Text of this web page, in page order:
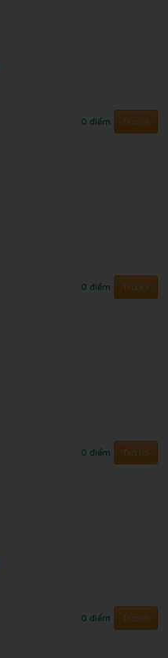
0 điểm Trả lời
0 điểm Trả lời
0 điểm Trả lời
0 điểm Trả lời